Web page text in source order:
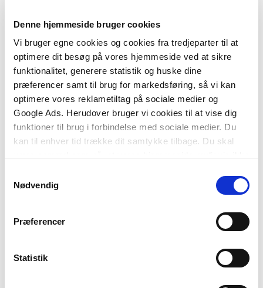
Denne hjemmeside bruger cookies
Vi bruger egne cookies og cookies fra tredjeparter til at
optimere dit besøg på vores hjemmeside ved at sikre
funktionalitet, generere statistik og huske dine
præferencer samt til brug for markedsføring, så vi kan
optimere vores reklametiltag på sociale medier og
Google Ads. Herudover bruger vi cookies til at vise dig
funktioner til brug i forbindelse med sociale medier. Du
kan til enhver tid trække dit samtykke tilbage. Du skal
tilbagetrækker et samtykke.
Nødvendig
Præferencer
Statistik
laboratorietekniske og procesteknologiske område
samt mindre produktioner/virksomheder, der
arbejder med mikrobiologi. Bogen kan også
anvendes til temaundervisning i fx biologi eller
bioteknologi i gymnasiet. Desuden kan den
benyttes som opslagsværk for særligt
mikrobiologiinteresserede. Endelig kan mindre
fødevarevirksomheder have gavn af kapitlerne om
hygiejne, egenkontrol og fødevaresikkerhed.
Denne 5. udgave er ajourført og grundigt revideret.
tarmbakterier. Desuden er kapitlerne om
fødevaresikkerhed blevet udvidet, således at de
fødevarevirksomheder. Endelig er bogen blevet
For at tilgå bogens ekstramateriale skal du have